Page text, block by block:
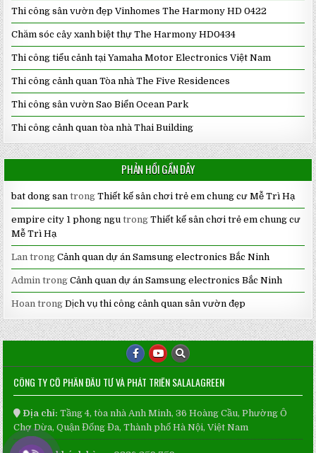
Thi công sân vườn đẹp Vinhomes The Harmony HD 0422
Chăm sóc cây xanh biệt thự The Harmony HD0434
Thi công tiểu cảnh tại Yamaha Motor Electronics Việt Nam
Thi công cảnh quan Tòa nhà The Five Residences
Thi công sân vườn Sao Biển Ocean Park
Thi công cảnh quan tòa nhà Thai Building
PHẢN HỒI GẦN ĐÂY
bat dong san trongThiết kế sân chơi trẻ em chung cư Mễ Trì Hạ
empire city 1 phong ngu trongThiết kế sân chơi trẻ em chung cư
Mễ Trì Hạ
Lan trongCảnh quan dự án Samsung electronics Bắc Ninh
Admin trongCảnh quan dự án Samsung electronics Bắc Ninh
Hoan trongDịch vụ thi công cảnh quan sân vườn đẹp
CÔNG TY CỔ PHẦN ĐẦU TƯ VÀ PHÁT TRIỂN SALALAGREEN
Địa chỉ: Tầng 4, tòa nhà Anh Minh, 36 Hoàng Cầu, Phường Ô
Chợ Dừa, Quận Đống Đa, Thành phố Hà Nội, Việt Nam